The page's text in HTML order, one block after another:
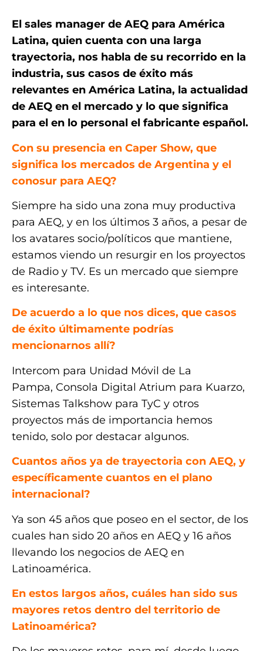
El sales manager de AEQ para América
Latina, quien cuenta con una larga
trayectoria, nos habla de su recorrido en la
industria, sus casos de éxito más
relevantes en América Latina, la actualidad
de AEQ en el mercado y lo que significa
para el en lo personal el fabricante español.
Con su presencia en Caper Show, que
significa los mercados de Argentina y el
conosur para AEQ?
Siempre ha sido una zona muy productiva
para AEQ, y en los últimos 3 años, a pesar de
los avatares socio/políticos que mantiene,
estamos viendo un resurgir en los proyectos
de Radio y TV. Es un mercado que siempre
es interesante.
De acuerdo a lo que nos dices, que casos
de éxito últimamente podrías
mencionarnos allí?
Intercom para Unidad Móvil de La
Pampa, Consola Digital Atrium para Kuarzo,
Sistemas Talkshow para TyC y otros
proyectos más de importancia hemos
tenido, solo por destacar algunos.
Cuantos años ya de trayectoria con AEQ, y
específicamente cuantos en el plano
internacional?
Ya son 45 años que poseo en el sector, de los
cuales han sido 20 años en AEQ y 16 años
llevando los negocios de AEQ en
Latinoamérica.
En estos largos años, cuáles han sido sus
mayores retos dentro del territorio de
Latinoamérica?